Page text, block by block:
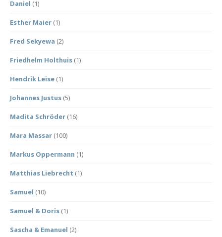
Daniel (1)
Esther Maier (1)
Fred Sekyewa (2)
Friedhelm Holthuis (1)
Hendrik Leise (1)
Johannes Justus (5)
Madita Schröder (16)
Mara Massar (100)
Markus Oppermann (1)
Matthias Liebrecht (1)
Samuel (10)
Samuel & Doris (1)
Sascha & Emanuel (2)